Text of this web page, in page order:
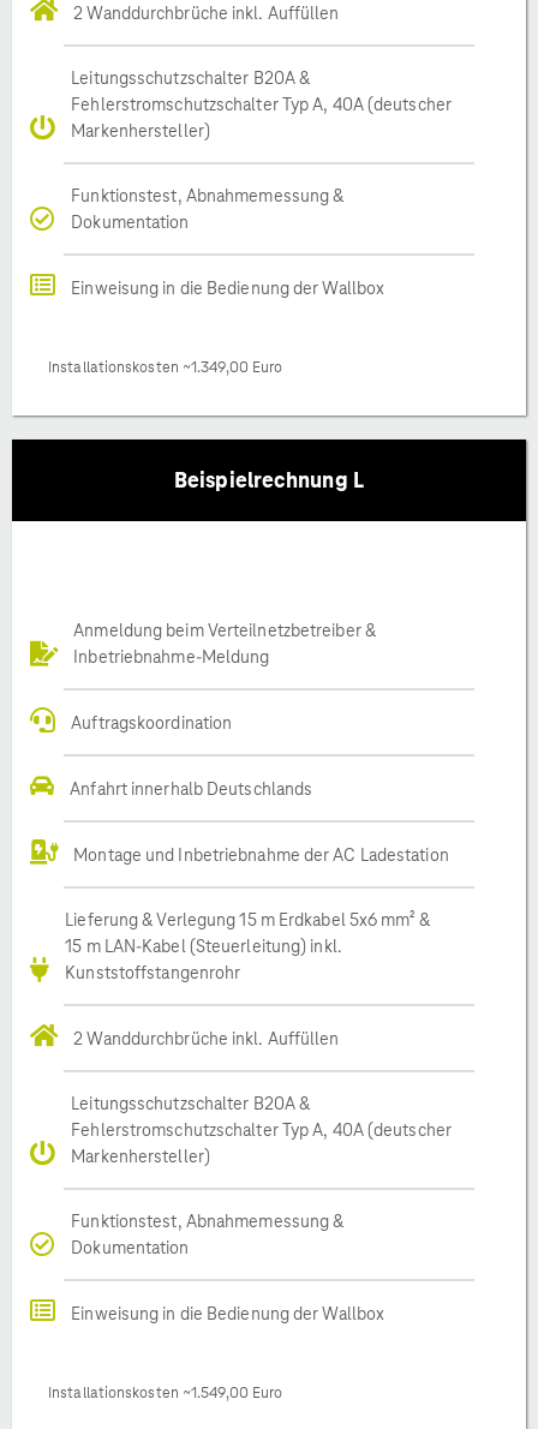
2 Wanddurchbrüche inkl. Auffüllen
Leitungsschutzschalter B20A &
Fehlerstromschutzschalter Typ A, 40A (deutscher
Markenhersteller)
Funktionstest, Abnahmemessung &
Dokumentation
Einweisung in die Bedienung der Wallbox
Installationskosten ~1.349,00 Euro
Beispielrechnung L
Anmeldung beim Verteilnetzbetreiber &
Inbetriebnahme-Meldung
Auftragskoordination
Anfahrt innerhalb Deutschlands
Montage und Inbetriebnahme der AC Ladestation
Lieferung & Verlegung 15 m Erdkabel 5x6 mm² &
15 m LAN-Kabel (Steuerleitung) inkl.
Kunststoffstangenrohr
2 Wanddurchbrüche inkl. Auffüllen
Leitungsschutzschalter B20A &
Fehlerstromschutzschalter Typ A, 40A (deutscher
Markenhersteller)
Funktionstest, Abnahmemessung &
Dokumentation
Einweisung in die Bedienung der Wallbox
Installationskosten ~1.549,00 Euro